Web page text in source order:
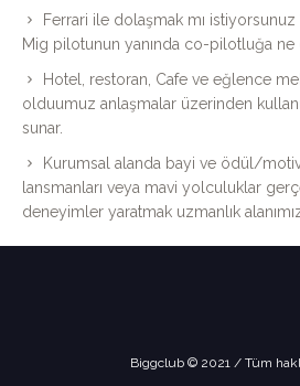
Ferrari ile dolaşmak mı istiyorsunuz
Mig pilotunun yanında co-pilotluğa ne
Hotel, restoran, Cafe ve eğlence
olduumuz anlaşmalar üzerinden
sunar.
Kurumsal alanda bayi ve ödül/
lansmanları veya mavi yolculuklar
deneyimler yaratmak uzmanlık
Biggclub © 2021 / Tüm